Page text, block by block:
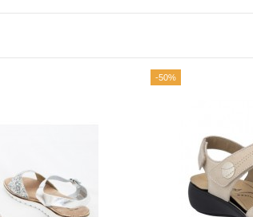
-50%